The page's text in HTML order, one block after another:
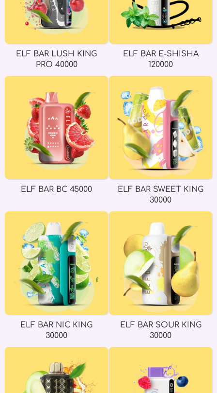
ELF BAR LUSH KING
PRO 40000
ELF BAR E-SHISHA
120000
ELF BAR BC 45000
ELF BAR SWEET KING
30000
ELF BAR NIC KING
30000
ELF BAR SOUR KING
30000